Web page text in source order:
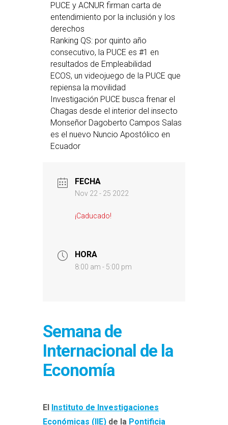
PUCE y ACNUR firman carta de
entendimiento por la inclusión y los
derechos
Ranking QS: por quinto año
consecutivo, la PUCE es #1 en
resultados de Empleabilidad
ECOS, un videojuego de la PUCE que
repiensa la movilidad
Investigación PUCE busca frenar el
Chagas desde el interior del insecto
Monseñor Dagoberto Campos Salas
es el nuevo Nuncio Apostólico en
Ecuador
FECHA
Nov 22 - 25 2022
¡Caducado!
HORA
8:00 am - 5:00 pm
Semana de
Internacional de la
Economía
El
Instituto de Investigaciones
Económicas (IIE) de la Pontificia